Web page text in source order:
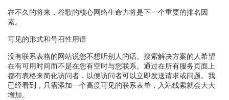
在不久的将来，谷歌的核心网络生命力将是下一个重要的排名因
素。
可见的形式和号召性用语
没有联系表格的网站说您不想听别人的话。搜索解决方案的人希望
在有可用时间而不是在您有空时与您联系。通过在所有服务页面上
都有表格来简化访问者，以便访问者可以立即发送请求或问题。我
已经看到，只需添加一个高度可见的联系表单，入站线索就会大大
增加。